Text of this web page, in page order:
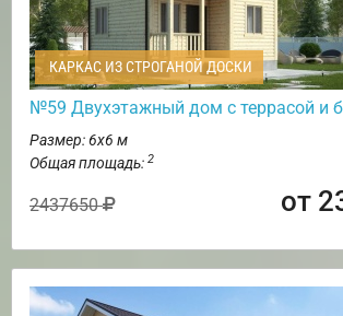
КАРКАС ИЗ СТРОГАНОЙ ДОСКИ
№59 Двухэтажный дом с террасой и
Размер: 6х6 м
Общая площадь: 2
2437650 от